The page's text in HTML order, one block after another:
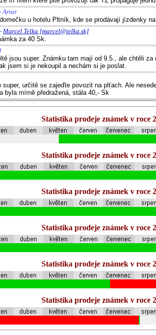
Artur
u hotelu Pltník, kde se prodávají jízdenky
Marcel Telka [marcel@telka.sk]
za 40 Sk.
jsou super. Známku tam mají od 9.5., ale chtěli
jsem si je nekoupil a nechám si je poslat.
super, určitě se zajeďte povozit na plťach. Ale
byla mírně předražená, stála 40,- Sk
Statistika prodeje známek v roce
Statistika prodeje známek v roce
Statistika prodeje známek v roce
Statistika prodeje známek v roce
Statistika prodeje známek v roce
Statistika prodeje známek v roce